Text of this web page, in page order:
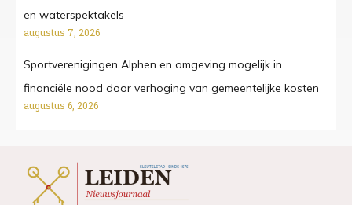
en waterspektakels
augustus 7, 2026
Sportverenigingen Alphen en omgeving mogelijk in
financiële nood door verhoging van gemeentelijke kosten
augustus 6, 2026